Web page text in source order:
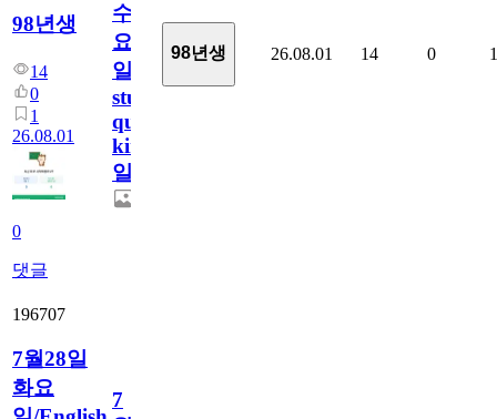
98년생
14
0
1
26.08.01
0
댓글
수
요
일/English
study
quiz
king771
일
98년생 26.08.01 14 0 1
196707
7월28일
화요
7